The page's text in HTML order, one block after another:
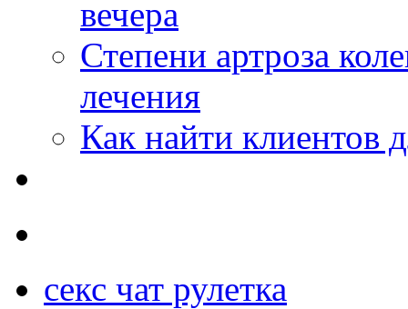
вечера
Степени артроза
лечения
Как найти клиентов
секс чат рулетка